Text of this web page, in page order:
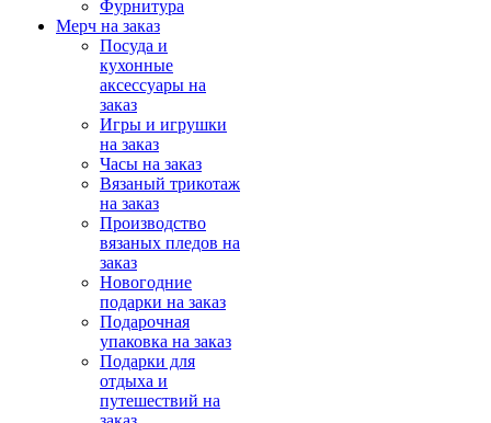
Фурнитура
Мерч на заказ
Посуда и
кухонные
аксессуары на
заказ
Игры и игрушки
на заказ
Часы на заказ
Вязаный трикотаж
на заказ
Производство
вязаных пледов на
заказ
Новогодние
подарки на заказ
Подарочная
упаковка на заказ
Подарки для
отдыха и
путешествий на